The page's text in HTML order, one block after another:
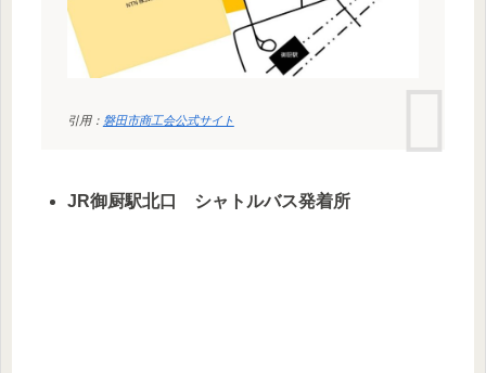
引用： 磐田市商工会公式サイト
JR御厨駅北口 シャトルバス発着所